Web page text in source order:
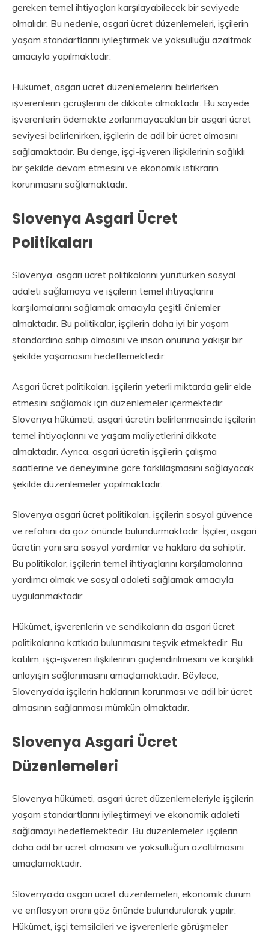
gereken temel ihtiyaçları karşılayabilecek bir seviyede
olmalıdır. Bu nedenle, asgari ücret düzenlemeleri, işçilerin
yaşam standartlarını iyileştirmek ve yoksulluğu azaltmak
amacıyla yapılmaktadır.
Hükümet, asgari ücret düzenlemelerini belirlerken
işverenlerin görüşlerini de dikkate almaktadır. Bu sayede,
işverenlerin ödemekte zorlanmayacakları bir asgari ücret
seviyesi belirlenirken, işçilerin de adil bir ücret almasını
sağlamaktadır. Bu denge, işçi-işveren ilişkilerinin sağlıklı
bir şekilde devam etmesini ve ekonomik istikrarın
korunmasını sağlamaktadır.
Slovenya Asgari Ücret
Politikaları
Slovenya, asgari ücret politikalarını yürütürken sosyal
adaleti sağlamaya ve işçilerin temel ihtiyaçlarını
karşılamalarını sağlamak amacıyla çeşitli önlemler
almaktadır. Bu politikalar, işçilerin daha iyi bir yaşam
standardına sahip olmasını ve insan onuruna yakışır bir
şekilde yaşamasını hedeflemektedir.
Asgari ücret politikaları, işçilerin yeterli miktarda gelir elde
etmesini sağlamak için düzenlemeler içermektedir.
Slovenya hükümeti, asgari ücretin belirlenmesinde işçilerin
temel ihtiyaçlarını ve yaşam maliyetlerini dikkate
almaktadır. Ayrıca, asgari ücretin işçilerin çalışma
saatlerine ve deneyimine göre farklılaşmasını sağlayacak
şekilde düzenlemeler yapılmaktadır.
Slovenya asgari ücret politikaları, işçilerin sosyal güvence
ve refahını da göz önünde bulundurmaktadır. İşçiler, asgari
ücretin yanı sıra sosyal yardımlar ve haklara da sahiptir.
Bu politikalar, işçilerin temel ihtiyaçlarını karşılamalarına
yardımcı olmak ve sosyal adaleti sağlamak amacıyla
uygulanmaktadır.
Hükümet, işverenlerin ve sendikaların da asgari ücret
politikalarına katkıda bulunmasını teşvik etmektedir. Bu
katılım, işçi-işveren ilişkilerinin güçlendirilmesini ve karşılıklı
anlayışın sağlanmasını amaçlamaktadır. Böylece,
Slovenya’da işçilerin haklarının korunması ve adil bir ücret
almasının sağlanması mümkün olmaktadır.
Slovenya Asgari Ücret
Düzenlemeleri
Slovenya hükümeti, asgari ücret düzenlemeleriyle işçilerin
yaşam standartlarını iyileştirmeyi ve ekonomik adaleti
sağlamayı hedeflemektedir. Bu düzenlemeler, işçilerin
daha adil bir ücret almasını ve yoksulluğun azaltılmasını
amaçlamaktadır.
Slovenya’da asgari ücret düzenlemeleri, ekonomik durum
ve enflasyon oranı göz önünde bulundurularak yapılır.
Hükümet, işçi temsilcileri ve işverenlerle görüşmeler